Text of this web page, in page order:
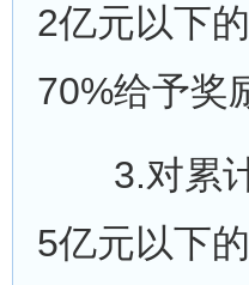
2亿元以下
70%给予奖
3.对累计
5亿元以下